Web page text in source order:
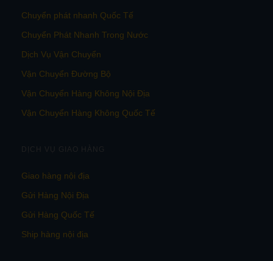
Chuyển phát nhanh Quốc Tế
Chuyển Phát Nhanh Trong Nước
Dịch Vụ Vận Chuyển
Vận Chuyển Đường Bộ
Vận Chuyển Hàng Không Nội Địa
Vận Chuyển Hàng Không Quốc Tế
DỊCH VỤ GIAO HÀNG
Giao hàng nội địa
Gửi Hàng Nội Địa
Gửi Hàng Quốc Tế
Ship hàng nội địa